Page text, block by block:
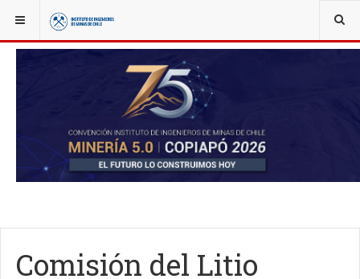
YOU ARE HERE: NOTICIAS
Comisión del Litio